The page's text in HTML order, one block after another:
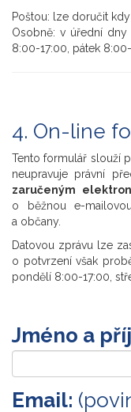
Poštou: lze doručit
Osobně: v úřední
8:00-17:00, pátek
4. On-line
Tento formulář slouží
neupravuje právní
zaručeným
o běžnou e-
a občany.
Datovou zprávu lze
o potvrzení však
pondělí 8:00-17:00,
Jméno a
Email: